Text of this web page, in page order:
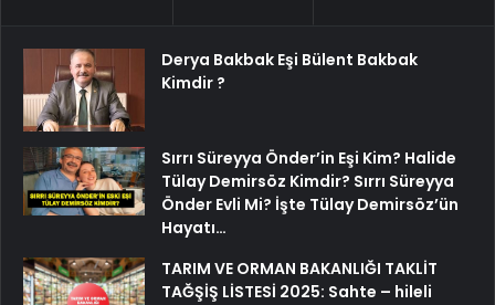
Derya Bakbak Eşi Bülent Bakbak
Kimdir ?
Sırrı Süreyya Önder’in Eşi Kim? Halide
Tülay Demirsöz Kimdir? Sırrı Süreyya
Önder Evli Mi? İşte Tülay Demirsöz’ün
Hayatı…
TARIM VE ORMAN BAKANLIĞI TAKLİT
TAĞŞİŞ LİSTESİ 2025: Sahte – hileli